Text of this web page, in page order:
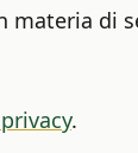
di
.